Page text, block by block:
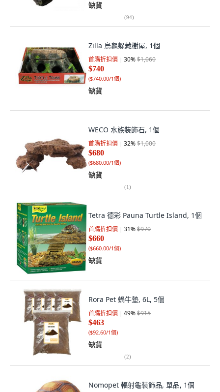
缺貨
(94)
Zilla 烏龜躲藏樹屋, 1個
首購折扣價 30%$1,060
$740
($740.00/1個)
缺貨
WECO 水族裝飾石, 1個
首購折扣價 32%$1,000
$680
($680.00/1個)
缺貨
(1)
Tetra 德彩 Pauna Turtle Island, 1個
首購折扣價 31%$970
$660
($660.00/1個)
缺貨
Rora Pet 蝸牛墊, 6L, 5個
首購折扣價 49%$915
$463
($92.60/1個)
缺貨
(2)
Nomopet 輻射龜裝飾品, 單品, 1個